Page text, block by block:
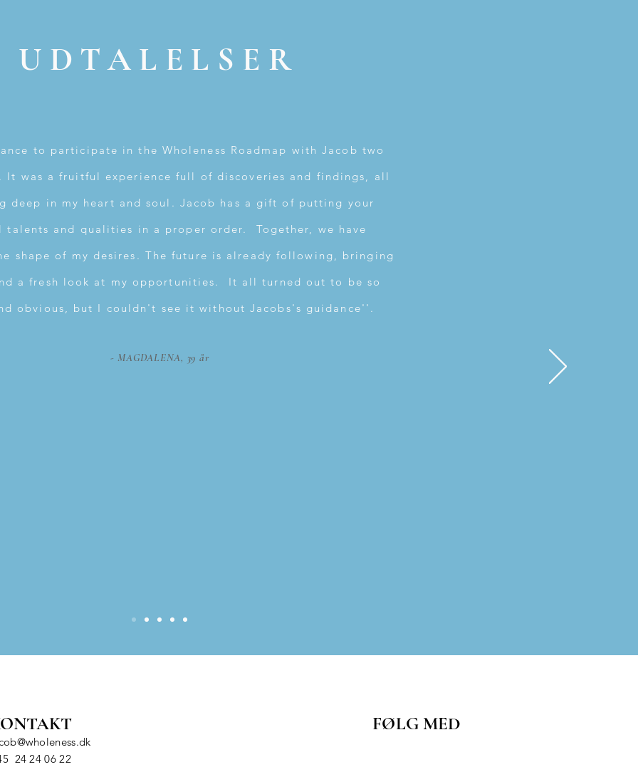
UDTALELSER
to participate in the Wholeness Roadmap with Jacob two
It was a fruitful experience full of discoveries and findings, all
deep in my heart and soul. Jacob has a gift of putting your
talents and qualities in a proper order. Together, we have
shape of my desires. The future is already following, bringing
a fresh look at my opportunities. It all turned out to be so
obvious, but I couldn't see it without Jacobs's guidance''.
- MAGDALENA, 39 år
24 24 06 22
FØLG MED